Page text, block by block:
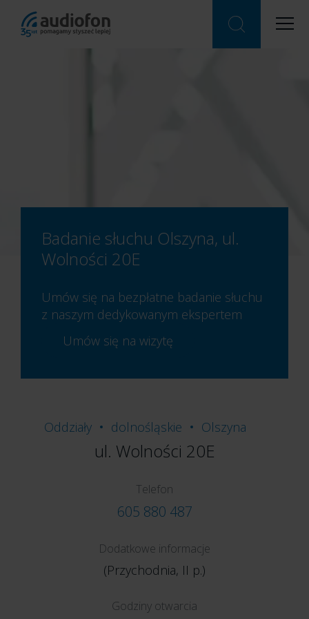
Badanie słuchu Olszyna, ul.
Wolności 20E
Umów się na bezpłatne badanie słuchu
z naszym dedykowanym ekspertem
Umów się na wizytę
Oddziały dolnośląskie Olszyna
ul. Wolności 20E
Telefon
605 880 487
Dodatkowe informacje
(Przychodnia, II p.)
Godziny otwarcia